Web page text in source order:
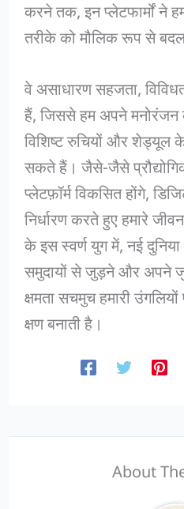
करने तक, इन प्लेटफार्मों ने
तरीके को मौलिक रूप से बदल
वे असाधारण सहजता,
हैं, जिससे हम अपने
विशिष्ट रुचियों और
सकते हैं। जैसे-जैसे
प्लेटफ़ॉर्म विकसित होंगे,
निर्धारण करते हुए हमारे
के इस स्वर्ण युग में, नई दुनिया
समुदायों से जुड़ने और अपने
क्षमता सचमुच हमारी
क्षण बनाती है।
About